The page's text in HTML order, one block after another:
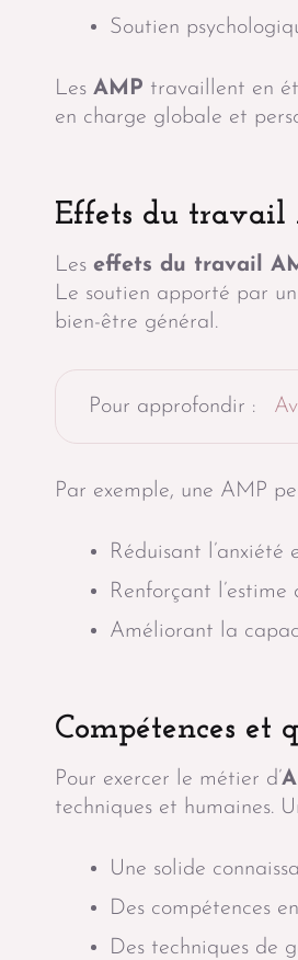
Soutien
Les AMP travaillent en
en charge globale et
Effets du travail
Les effets du travail
Le soutien apporté par
bien-être général.
Pour approfondir :
Par exemple, une AMP
Réduisant l’anxiété
Renforçant
Améliorant la
Compétences et
Pour exercer le métier d’
techniques et humaines.
Une solide
Des compétences
Des techniques de